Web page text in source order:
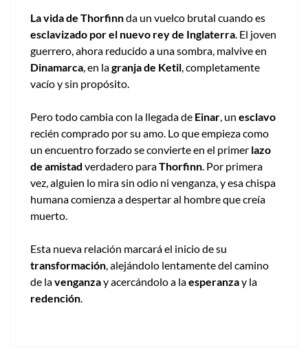
La vida de Thorfinnda un vuelco brutal cuando es
esclavizado por el nuevo rey de Inglaterra. El joven
guerrero, ahora reducido a una sombra, malvive en
Dinamarca, en lagranja de Ketil, completamente
vacío y sin propósito.
Pero todo cambia con la llegada de Einar, un esclavo
recién comprado por su amo. Lo que empieza como
un encuentro forzado se convierte en el primer lazo
de amistad verdadero paraThorfinn. Por primera
vez, alguien lo mira sin odio ni venganza, y esa chispa
humana comienza a despertar al hombre que creía
muerto.
Esta nueva relación marcará el inicio de su
transformación, alejándolo lentamente del camino
de lavenganzay acercándolo a laesperanzay la
redención.